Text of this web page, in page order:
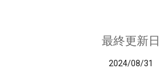
最終更新日
2024/08/31